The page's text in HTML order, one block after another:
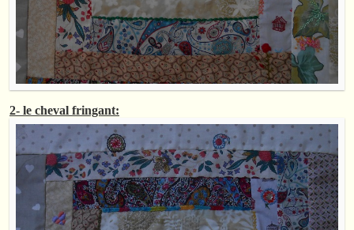
2- le cheval fringant: